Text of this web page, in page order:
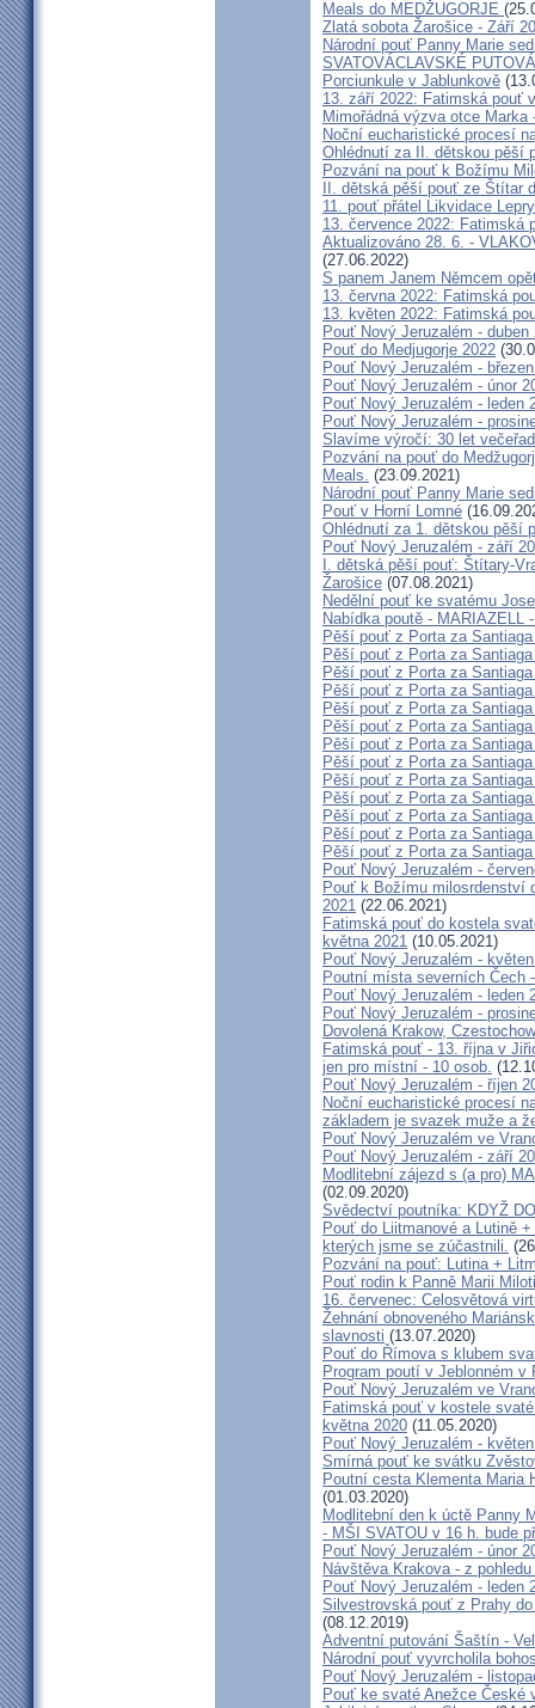
Meals do MEDŽUGORJE
Zlatá sobota Žarošice - Září
Národní pouť Panny Marie
SVATOVÁCLAVSKÉ
Porciunkule v Jablunkově
13. září 2022: Fatimská pouť
Mimořádná výzva otce
Noční eucharistické procesí
Ohlédnutí za II. dětskou pěší
Pozvání na pouť k Božímu
II. dětská pěší pouť ze Štítar
11. pouť přátel Likvidace Lepry
13. července 2022: Fatimská
Aktualizováno 28. 6. -
(27.06.2022)
S panem Janem Němcem
13. června 2022: Fatimská
13. květen 2022: Fatimská
Pouť Nový Jeruzalém - duben
Pouť do Medjugorje 2022
Pouť Nový Jeruzalém -
Pouť Nový Jeruzalém - únor
Pouť Nový Jeruzalém - leden
Pouť Nový Jeruzalém -
Slavíme výročí: 30 let
Pozvání na pouť do
Meals. (23.09.2021)
Národní pouť Panny Marie
Pouť v Horní Lomné
Ohlédnutí za 1. dětskou pěší
Pouť Nový Jeruzalém - září
I. dětská pěší pouť: Štítary-
Žarošice (07.08.2021)
Nedělní pouť ke svatému
Nabídka poutě - MARIAZELL
Pěší pouť z Porta za
Pěší pouť z Porta za
Pěší pouť z Porta za
Pěší pouť z Porta za
Pěší pouť z Porta za
Pěší pouť z Porta za
Pěší pouť z Porta za
Pěší pouť z Porta za
Pěší pouť z Porta za
Pěší pouť z Porta za
Pěší pouť z Porta za
Pěší pouť z Porta za
Pěší pouť z Porta za
Pouť Nový Jeruzalém -
Pouť k Božímu milosrdenství
2021 (22.06.2021)
Fatimská pouť do kostela
května 2021 (10.05.2021)
Pouť Nový Jeruzalém -
Poutní místa severních Čech
Pouť Nový Jeruzalém - leden
Pouť Nový Jeruzalém -
Dovolená Krakow,
Fatimská pouť - 13. října v
jen pro místní - 10 osob.
Pouť Nový Jeruzalém - říjen
Noční eucharistické procesí
základem je svazek muže a
Pouť Nový Jeruzalém ve
Pouť Nový Jeruzalém - září
Modlitební zájezd s (a pro)
(02.09.2020)
Svědectví poutníka: KDYŽ
Pouť do Liitmanové a Lutině
kterých jsme se zúčastnili.
Pozvání na pouť: Lutina +
Pouť rodin k Panně Marii
16. červenec: Celosvětová
Žehnání obnoveného
slavnosti (13.07.2020)
Pouť do Římova s klubem
Program poutí v Jeblonném v
Pouť Nový Jeruzalém ve
Fatimská pouť v kostele
května 2020 (11.05.2020)
Pouť Nový Jeruzalém -
Smírná pouť ke svátku
Poutní cesta Klementa Maria
(01.03.2020)
Modlitební den k úctě Panny
- MŠI SVATOU v 16 h. bude
Pouť Nový Jeruzalém - únor
Návštěva Krakova - z
Pouť Nový Jeruzalém - leden
Silvestrovská pouť z Prahy
(08.12.2019)
Adventní putování Šaštín -
Národní pouť vyvrcholila
Pouť Nový Jeruzalém -
Pouť ke svaté Anežce České